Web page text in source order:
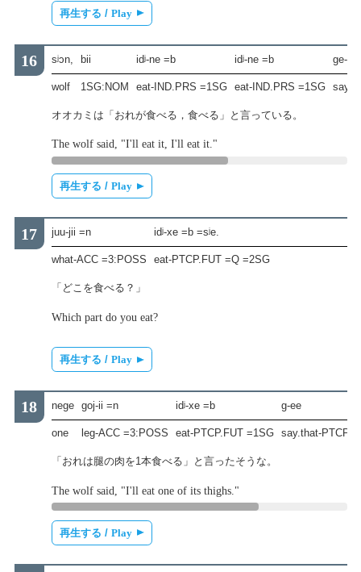
再生する /Play
sʲɔn, bii idʲ-ne =b idʲ-ne =b ge-
wolf 1SG:NOM eat-IND.PRS =1SG eat-IND.PRS =1SG
オオカミは「おれが食べる，食べる」と言っている。
The wolf said, "I'll eat it, I'll eat it."
再生する /Play
juu-jii =n idʲ-xe =b =sʲe.
what-ACC =3:POSS eat-PTCP.FUT =Q =2SG
「どこを食べる？」
Which part do you eat?
再生する /Play
nege goj-ii =n idʲ-xe =b g-ee
one leg-ACC =3:POSS eat-PTCP.FUT =1SG say.that-
「おれは腿の肉を1本食べる」と言ったそうな。
The wolf said, "I'll eat one of its thighs."
再生する /Play